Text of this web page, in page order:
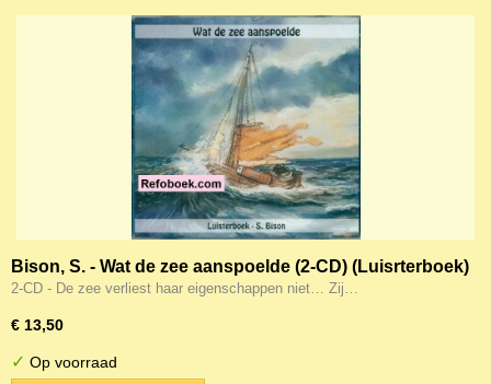
Bison, S. - Wat de zee aanspoelde (2-CD) (Luisrterboek)
2-CD - De zee verliest haar eigenschappen niet… Zij…
€ 13,50
✓ Op voorraad